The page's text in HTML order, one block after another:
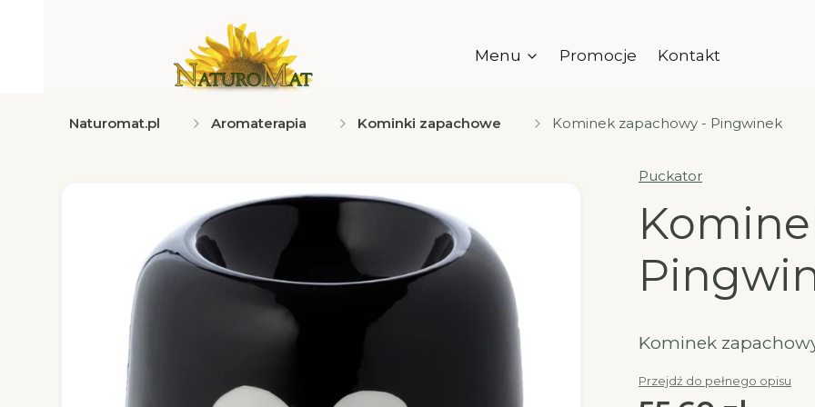
Menu Promocje Kontakt
Naturomat.pl Aromaterapia Kominki zapachowe Kominek zapachowy - Pingwinek
Puckator
Kominek
Przejdź do pełnego opisu